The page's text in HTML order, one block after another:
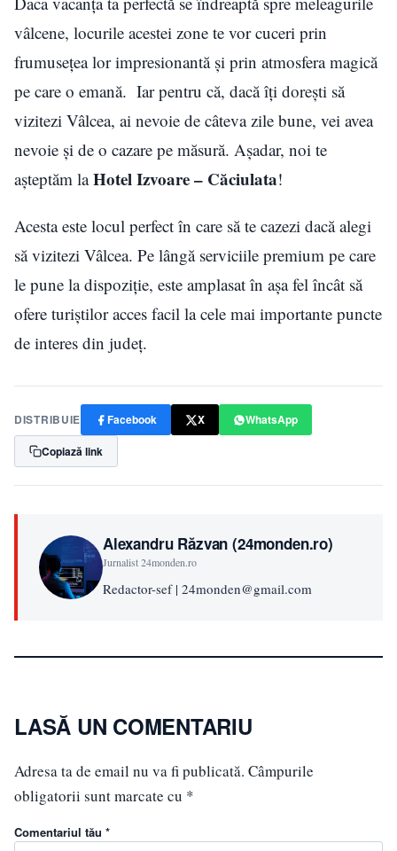
vâlcene, locurile acestei zone te vor cuceri prin
frumusețea lor impresionantă și prin atmosfera magică
pe care o emană. Iar pentru că, dacă îți dorești să
vizitezi Vâlcea, ai nevoie de câteva zile bune, vei avea
nevoie și de o cazare pe măsură. Așadar, noi te
așteptăm laHotel Izvoare – Căciulata!
Acesta este locul perfect în care să te cazezi dacă alegi
să vizitezi Vâlcea. Pe lângă serviciile premium pe care
le pune la dispoziție, este amplasat în așa fel încât să
ofere turiștilor acces facil la cele mai importante puncte
de interes din județ.
DISTRIBUIE Facebook X
WhatsApp
Copiază link
Alexandru Răzvan (24monden.ro)
Jurnalist 24monden.ro
Redactor-sef | 24monden@gmail.com
LASĂ UN COMENTARIU
Adresa ta de email nu va fi publicată. Câmpurile
obligatorii sunt marcate cu *
Comentariul tău *